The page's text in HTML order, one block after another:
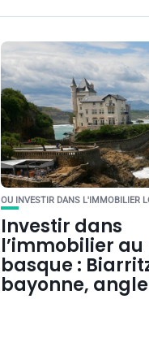
OU INVESTIR DANS L'IMMOBILIER
Investir dans
l’immobilier au
basque :
bayonne,